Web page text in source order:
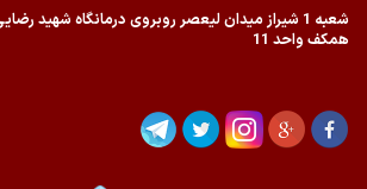
شعبه 1 شیراز میدان لیعصر روبروی درمانگاه شهید
همکف واحد 11